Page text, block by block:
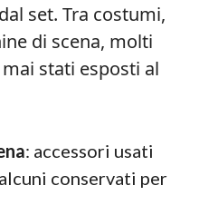
set. Tra costumi,
di scena, molti
stati esposti al
: accessori usati
conservati per